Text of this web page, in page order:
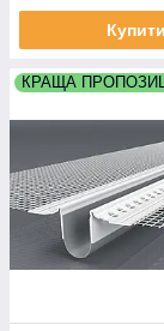
Купити
КРАЩА